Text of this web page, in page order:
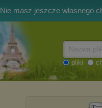
Nie masz jeszcze własnego
pliki